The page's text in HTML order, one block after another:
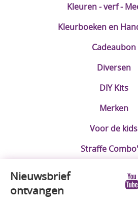
Kleuren - verf -
Kleurboeken en
Cadeaubon
Diversen
DIY Kits
Merken
Voor de kids
Straffe
Nieuwsbrief
ontvangen